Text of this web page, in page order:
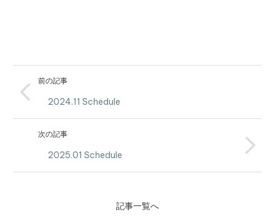
前の記事
2024.11 Schedule
次の記事
2025.01 Schedule
記事一覧へ